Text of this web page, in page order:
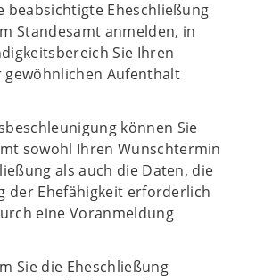
beabsichtigte Eheschließung
Standesamt anmelden, in
Sie Ihren
gewöhnlichen Aufenthalt
können Sie
sowohl Ihren Wunschtermin
als auch die Daten, die
der Ehefähigkeit erforderlich
eine Voranmeldung
Sie die Eheschließung